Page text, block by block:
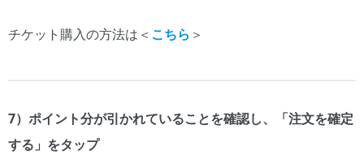
チケット購入の方法は＜ こちら ＞
7）ポイント分が引かれていることを確認し、「注文を確定
する」をタップ